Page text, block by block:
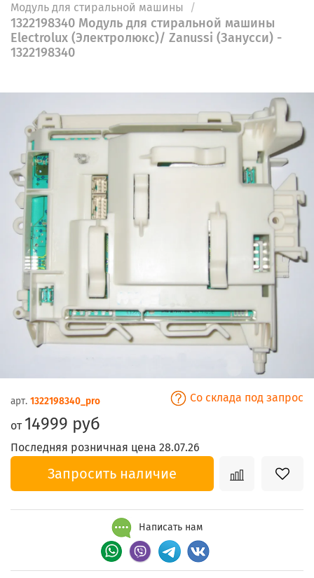
Модуль для стиральной машины
1322198340 Модуль для стиральной машины
Electrolux (Электролюкс)/ Zanussi (Занусси) -
1322198340
арт. 1322198340_pro Со склада под запрос
от 14999 руб
Последняя розничная цена 28.07.26
Запросить наличие
Написать нам